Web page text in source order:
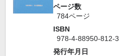
ページ数
784ページ
ISBN
978-4-88950-812-3
発行年月日